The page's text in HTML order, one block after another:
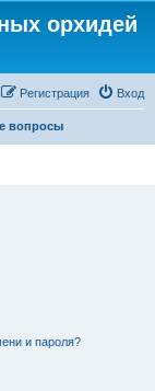
орхидей
Вход
Регистрация
вопросы
и пароля?